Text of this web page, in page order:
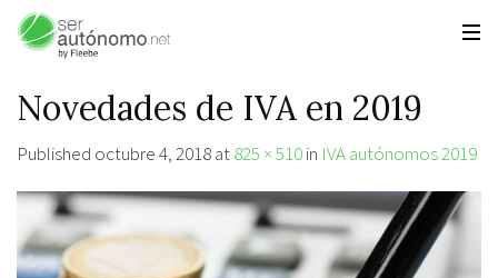
Novedades de IVA en 2019
Published octubre 4, 2018at825 × 510in IVA autónomos 2019